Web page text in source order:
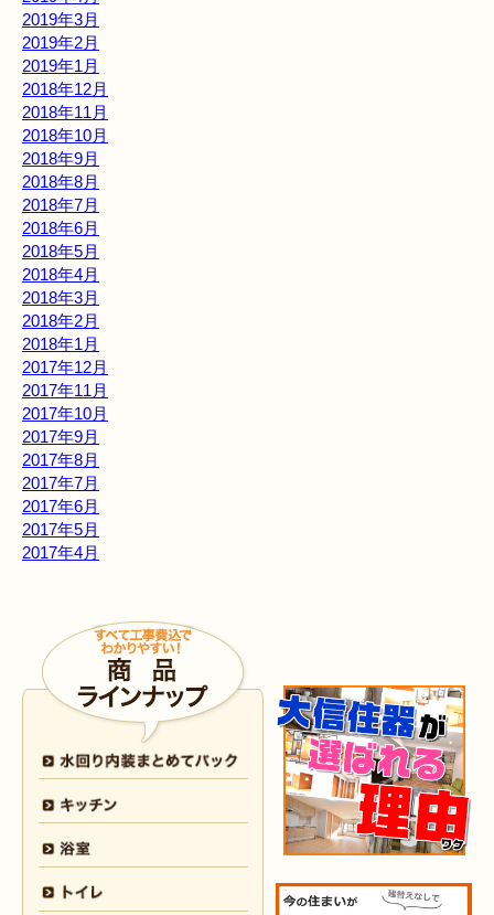
2019年3月
2019年2月
2019年1月
2018年12月
2018年11月
2018年10月
2018年9月
2018年8月
2018年7月
2018年6月
2018年5月
2018年4月
2018年3月
2018年2月
2018年1月
2017年12月
2017年11月
2017年10月
2017年9月
2017年8月
2017年7月
2017年6月
2017年5月
2017年4月